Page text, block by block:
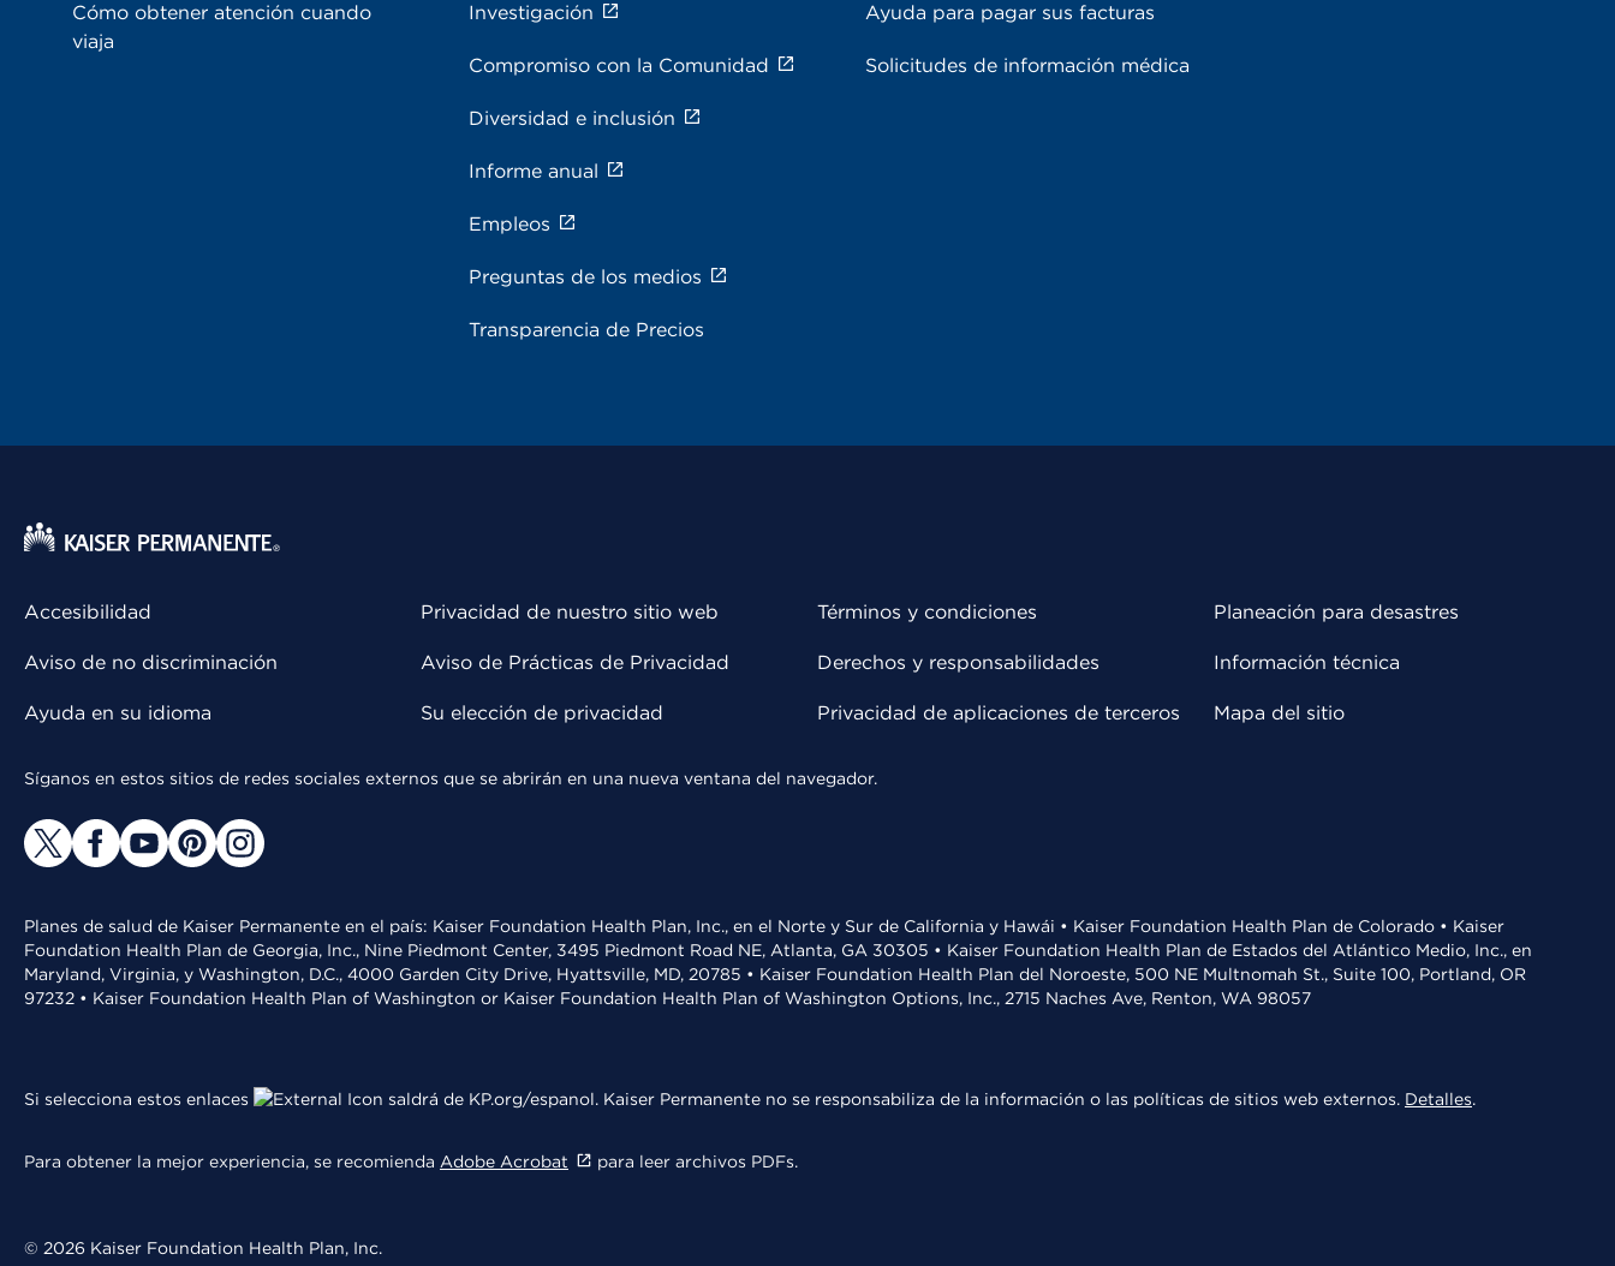
Cómo obtener atención cuando
viaja
Investigación
Compromiso con la Comunidad
Diversidad e inclusión
Informe anual
Empleos
Preguntas de los medios
Transparencia de Precios
Ayuda para pagar sus facturas
Solicitudes de información médica
Accesibilidad
Aviso de no discriminación
Ayuda en su idioma
Privacidad de nuestro sitio web
Aviso de Prácticas de Privacidad
Su elección de privacidad
Términos y condiciones
Derechos y responsabilidades
Privacidad de aplicaciones de terceros
Planeación para desastres
Información técnica
Mapa del sitio
Síganos en estos sitios de redes sociales externos que se abrirán en una nueva ventana del navegador.
Planes de salud de Kaiser Permanente en el país: Kaiser Foundation Health Plan, Inc., en el Norte y Sur de California y Hawái • Kaiser Foundation Health Plan de Colorado • Kaiser
Foundation Health Plan de Georgia, Inc., Nine Piedmont Center, 3495 Piedmont Road NE, Atlanta, GA 30305 • Kaiser Foundation Health Plan de Estados del Atlántico Medio, Inc., en
Maryland, Virginia, y Washington, D.C., 4000 Garden City Drive, Hyattsville, MD, 20785 • Kaiser Foundation Health Plan del Noroeste, 500 NE Multnomah St., Suite 100, Portland, OR
97232 • Kaiser Foundation Health Plan of Washington or Kaiser Foundation Health Plan of Washington Options, Inc., 2715 Naches Ave, Renton, WA 98057
Si selecciona estos enlaces saldrá de KP.org/espanol. Kaiser Permanente no se responsabiliza de la información o las políticas de sitios web externos. Detalles.
Para obtener la mejor experiencia, se recomienda Adobe Acrobat para leer archivos PDFs.
© 2026 Kaiser Foundation Health Plan, Inc.